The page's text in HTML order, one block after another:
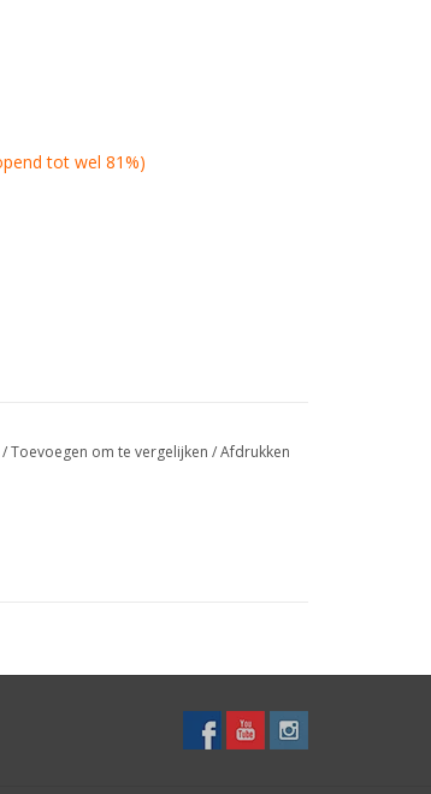
tot wel 81%)
/Toevoegen om te vergelijken /Afdrukken